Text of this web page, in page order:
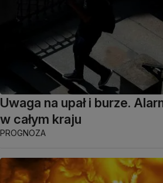
Uwaga na upał i burze.
w całym kraju
PROGNOZA